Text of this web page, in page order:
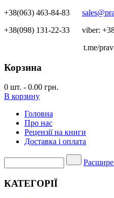
+38(063) 463-84-83
+38(098) 131-22-33 viber:
t.me/
Корзина
0 шт. - 0.00 грн.
В корзину
Головна
Про нас
Рецензії на книги
Доставка і оплата
КАТЕГОРІЇ